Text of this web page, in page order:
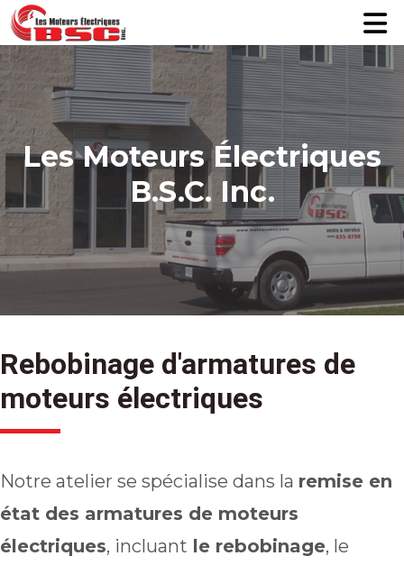
Les Moteurs Électriques
B.S.C. Inc.
Rebobinage d'armatures de
moteurs électriques
Notre atelier se spécialise dans la remise en
état des armatures de moteurs
électriques, incluant le rebobinage, le
RÉPARATION EN ATELIER
SERVICES SUR SITE
PRODUITS
SECTEURS D'ACTIVITÉS
ENTREPRISE
OBTENIR UNE SOUMISSION
EN
J6Y 1S9
(450) 435-8798